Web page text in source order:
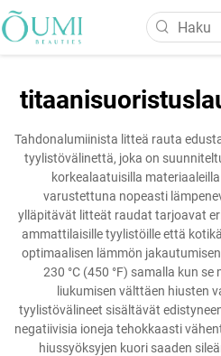
Tuotteet
Uutiset
Käyttö
Ota Yhteyttä
Tahdonalumiinista litteä rauta
tyylistövälinettä, joka on
korkealaatuisilla
varustettuna nopeasti
ylläpitävät litteät raudat tarjoavat
ammattilaisille tyylistöille että
optimaalisen lämmön
230 °C (450 °F) samalla kun
liukumisen välttäen hiusten
tyylistövälineet sisältävät
negatiivisia ioneja tehokkaasti
hiussyöksyjen kuori saaden